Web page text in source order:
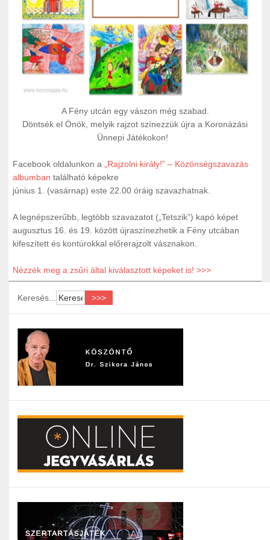
A Fény utcán egy vászon még szabad.
Döntsék el Önök, melyik rajzot színezzük újra a Koronázási
Ünnepi Játékokon!
Facebook oldalunkon a
„Rajzolni király!” – Közönségszavazás
albumban található képekre
június 1. (vasárnap) este 22.00 óráig szavazhatnak.
A legnépszerűbb, legtöbb szavazatot („Tetszik”) kapó képet
augusztus 16. és 19. között újraszínezhetik a Fény utcában
kifeszített és kontúrokkal előrerajzolt vásznakon.
Nézzék meg a zsűri által kiválasztott képeket is! >>>
Keresés...